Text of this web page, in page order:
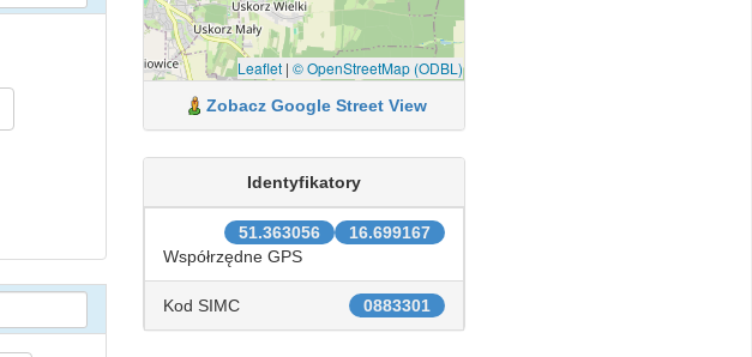
Leaflet| © OpenStreetMap (ODBL)
Zobacz Google Street View
Identyfikatory
16.699167
51.363056
Współrzędne GPS
0883301
Kod SIMC